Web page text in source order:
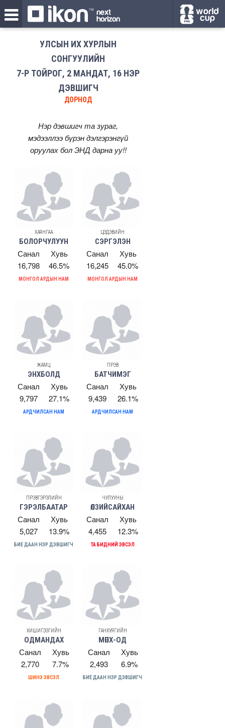
УЛСЫН ИХ ХУРЛЫН
СОНГУУЛИЙН
7-Р ТОЙРОГ, 2 МАНДАТ, 16 НЭР
ДЭВШИГЧ
ДОРНОД
Нэр дэвшигч та зураг,
мэдээллээ бүрэн дэлгэрэнгүй
оруулах болЭНД дарна уу!!
ХАЯНГАА
БОЛОРЧУЛУУН
Санал
Хувь
16,798
46.5%
МОНГОЛ АРДЫН НАМ
ЦЭДЭВИЙН
СЭРГЭЛЭН
Санал
Хувь
16,245
45.0%
МОНГОЛ АРДЫН НАМ
ЖАМЦ
ЭНХБОЛД
Санал
Хувь
9,797
27.1%
АРДЧИЛСАН НАМ
ПҮРЭВ
БАТЧИМЭГ
Санал
Хувь
9,439
26.1%
АРДЧИЛСАН НАМ
ПҮРЭВГЭРЭЛИЙН
ГЭРЭЛБААТАР
Санал
Хувь
5,027
13.9%
БИЕ ДААН НЭР ДЭВШИГЧ
ЧУЛУУНЫ
ӨЛЗИЙСАЙХАН
Санал
Хувь
4,455
12.3%
ТА БИДНИЙ ЭВСЭЛ
ХИШИГЭЭГИЙН
ОДМАНДАХ
Санал
Хувь
2,770
7.7%
ШИНЭ ЭВСЭЛ
ГАНХУЯГИЙН
МӨНХ-ОД
Санал
Хувь
2,493
6.9%
БИЕ ДААН НЭР ДЭВШИГЧ